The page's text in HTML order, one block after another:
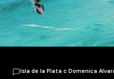
Isla de la Plata c Domenica